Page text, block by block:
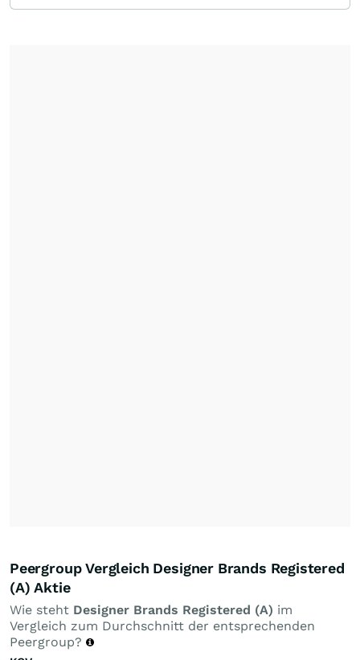
Peergroup Vergleich Designer Brands Registered
(A) Aktie
Wie steht Designer Brands Registered (A) im
Vergleich zum Durchschnitt der entsprechenden
Peergroup?